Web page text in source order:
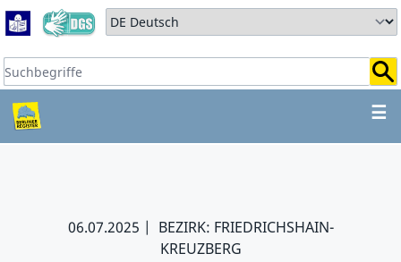
Zum Hauptbereich springen
Zum Hauptmenü springen
Sprache auswählen:
Suchbegriffe:
☰
ZUM HAUPTBEREICH
06.07.2025
BEZIRK: FRIEDRICHSHAIN-
KREUZBERG